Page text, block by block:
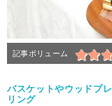
記事ボリューム
バスケットやウッドプ
リング